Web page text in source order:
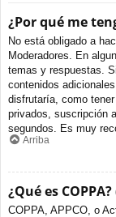
¿Por qué me
No está obligado a
Moderadores. En
temas y respuestas.
contenidos
disfrutaría, como
privados, suscripción
segundos. Es muy
Arriba
¿Qué es COPPA?
COPPA, APPCO, o